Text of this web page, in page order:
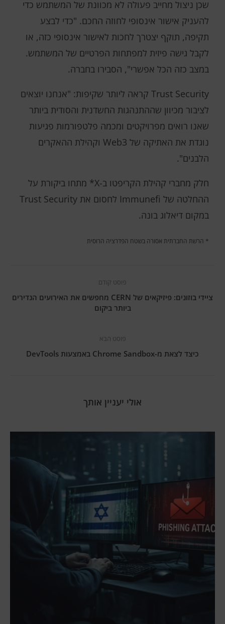
שכן ניצול מחייב פעולה לא מכוונת של המשתמש כדי
להעניק אישור אינסופי לחוזה החכם. "כדי לבצע
תקיפה, תוקף יצטרך לחכות לאישור אינסופי כזה, או
לקבל גישה פיזית למפתחות הפרטיים של המשתמש.
במצב כזה הכל אפשרי", הסבירו בחברה.
Trust Security קראה ליותר שקיפות: "אנחנו יוצאים
לציבור מכיוון שההתנהגות החשדנית והסודית ביותר
שאנו רואים מפרויקטים ומכמה פלטפורמות פגיעות
נוגדת את האתיקה של Web3 וקהילת ההאקרים
הלבנים".
חלק מחברי קהילת הקריפטו ב-X* מתחו ביקורת על
ההחלטה של ​​Immunefi לחסום את Trust Security
במקום דיאלוג בונה.
* הרשת החברתית אסורה בשטח הפדרציה הרוסית
פוסט קודם
ציידי בוזונים: פיזיקאים של CERN מחפשים את האירועים הנדירים
ביותר ביקום
פוסט הבא
כיצד לצאת מ-Chrome Sandbox באמצעות DevTools
אולי יעניין אותך